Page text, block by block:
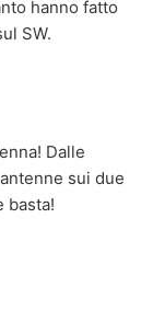
hanno fatto
SW.
Dalle
sui due
basta!